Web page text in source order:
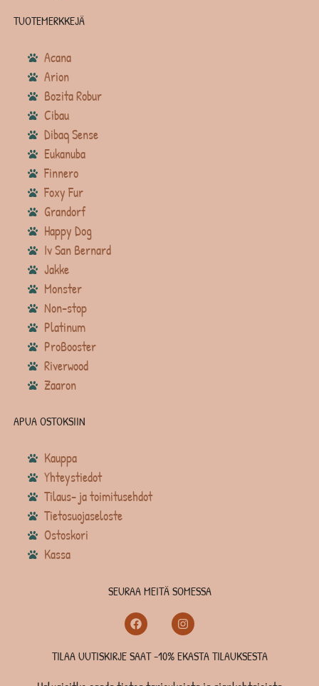
TUOTEMERKKEJÄ
Acana
Arion
Bozita Robur
Cibau
Dibaq Sense
Eukanuba
Finnero
Foxy Fur
Grandorf
Happy Dog
Iv San Bernard
Jakke
Monster
Non-stop
Platinum
ProBooster
Riverwood
Zaaron
APUA OSTOKSIIN
Kauppa
Yhteystiedot
Tilaus- ja toimitusehdot
Tietosuojaseloste
Ostoskori
Kassa
SEURAA MEITÄ SOMESSA
TILAA UUTISKIRJE SAAT -10% EKASTA TILAUKSESTA